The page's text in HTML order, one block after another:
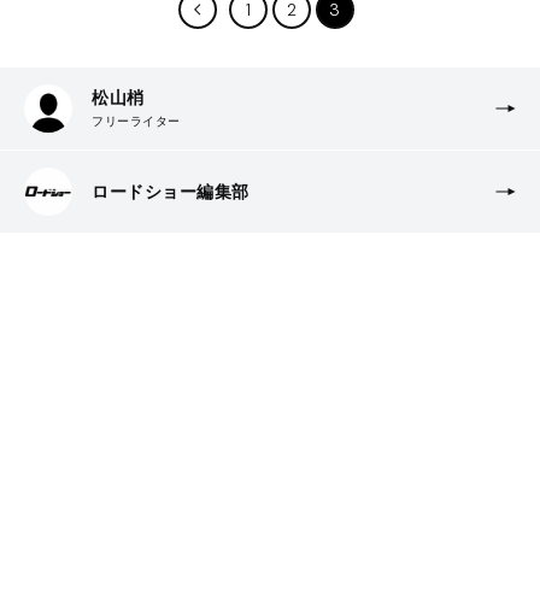
1 2 3
松山梢
フリーライター
ロードショー編集部